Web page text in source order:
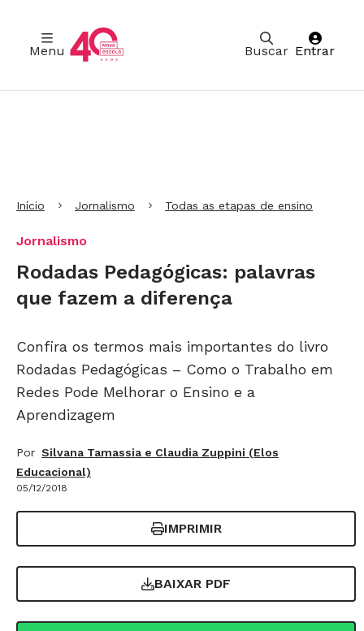
Buscar
Menu Entrar
Início Jornalismo Todas as etapas de ensino
Jornalismo
Rodadas Pedagógicas: palavras
que fazem a diferença
Confira os termos mais importantes do livro
Rodadas Pedagógicas – Como o Trabalho em
Redes Pode Melhorar o Ensino e a
Aprendizagem
Por Silvana Tamassia e Claudia Zuppini (Elos
Educacional)
05/12/2018
IMPRIMIR
BAIXAR PDF